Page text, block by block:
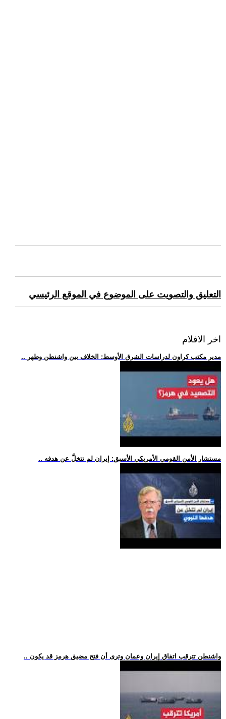
التعليق والتصويت على الموضوع في الموقع الرئيسي
اخر الافلام
.. مدير مكتب كراون لدراسات الشرق الأوسط: الخلاف بين واشنطن وطهر
.. مستشار الأمن القومي الأمريكي الأسبق: إيران لم تتخلَّ عن هدفه
.. واشنطن تترقب اتفاق إيران وعمان وترى أن فتح مضيق هرمز قد يكون